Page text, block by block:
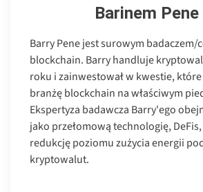
Barinem Pene
Barry Pene jest surowym
blockchain. Barry handluje
roku i zainwestował w kwestie,
branżę blockchain na właściwym
Ekspertyza badawcza Barry'ego
jako przełomową technologię, DeFis,
redukcję poziomu zużycia energii
kryptowalut.